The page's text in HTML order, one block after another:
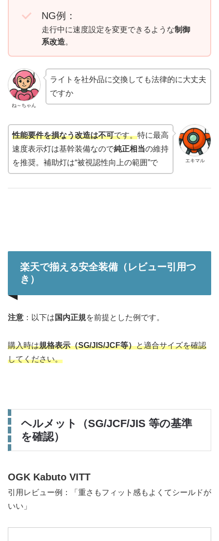
NG例：
走行中に速度設定を変更できるような制御
系改造。
ね～ちゃん
ライトを社外品に交換しても法律的に大丈夫
ですか
エキマル
性能要件を損なう改造は不可です。特に最高
速度表示灯は基幹装備なので純正相当の維持
を推奨。補助灯は“被視認性向上の範囲”で
楽天で揃える安全装備（レビュー引用つ
き）
注意 ：以下は 国内正規を前提とした例です。
購入時は規格表示（SG/JIS/JCF等）と適合サイズを確認
してください。
ヘルメット（SG/JCF/JIS 等の基準
を確認）
OGK Kabuto VITT
引用レビュー例：「重さもフィット感もよくてシールドが
いい」